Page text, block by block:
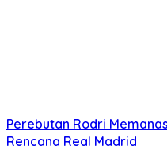
Perebutan Rodri
Rencana Real Madrid